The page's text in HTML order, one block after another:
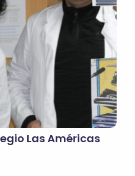
Las Américas